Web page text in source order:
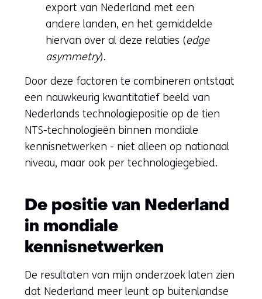
export van Nederland met een
andere landen, en het gemiddelde
hiervan over al deze relaties (edge
asymmetry).
Door deze factoren te combineren ontstaat
een nauwkeurig kwantitatief beeld van
Nederlands technologiepositie op de tien
NTS-technologieën binnen mondiale
kennisnetwerken - niet alleen op nationaal
niveau, maar ook per technologiegebied.
De positie van Nederland
in mondiale
kennisnetwerken
De resultaten van mijn onderzoek laten zien
dat Nederland meer leunt op buitenlandse